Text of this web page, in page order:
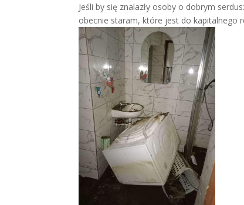
Jeśli by się znalazły osoby o dobrym
obecnie staram, które jest do kapitalnego